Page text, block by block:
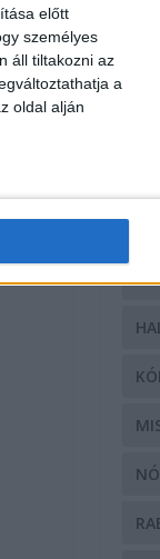
előtt
személyes
áll tiltakozni az
a
oldal alján